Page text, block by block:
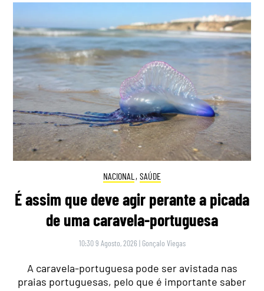
NACIONAL , SAÚDE
É assim que deve agir perante a picada
de uma caravela-portuguesa
10:30 9 Agosto, 2026 | Gonçalo Viegas
A caravela-portuguesa pode ser avistada nas
praias portuguesas, pelo que é importante saber